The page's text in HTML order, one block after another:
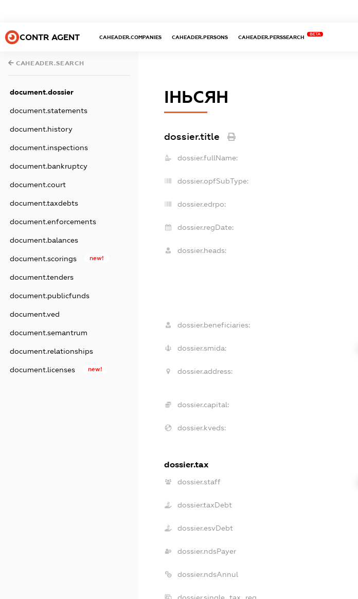
CONTR AGENT CAHEADER.COMPANIES CAHEADER.PERSONS CAHEADER.PERSSEARCH
BETA
CAHEADER.SEARCH
document.dossier
document.statements
document.history
document.inspections
document.bankruptcy
document.court
document.taxdebts
document.enforcements
document.balances
document.scorings new!
document.tenders
document.publicfunds
document.ved
document.semantrum
document.relationships
document.licenses new!
ІНЬСЯН
dossier.title
dossier.fullName:
dossier.opfSubType:
dossier.edrpo:
dossier.regDate:
dossier.heads:
dossier.beneficiaries:
dossier.smida:
dossier.address:
dossier.capital:
dossier.kveds:
dossier.tax
dossier.staff
dossier.taxDebt
dossier.esvDebt
dossier.ndsPayer
dossier.ndsAnnul